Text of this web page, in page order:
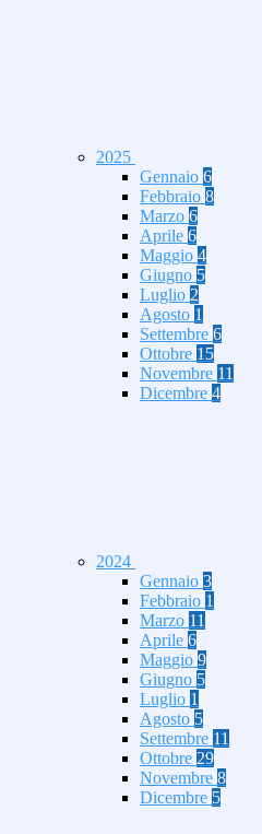
2025
Gennaio 6
Febbraio 8
Marzo 6
Aprile 6
Maggio 4
Giugno 5
Luglio 2
Agosto 1
Settembre 6
Ottobre 15
Novembre 11
Dicembre 4
2024
Gennaio 3
Febbraio 1
Marzo 11
Aprile 6
Maggio 9
Giugno 5
Luglio 1
Agosto 5
Settembre 11
Ottobre 29
Novembre 8
Dicembre 5